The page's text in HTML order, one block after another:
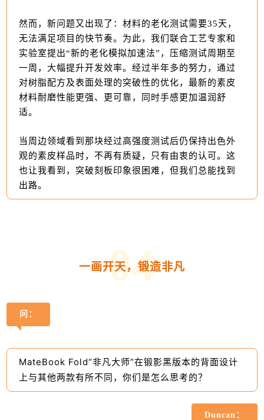
然而，新问题又出现了：材料的老化测试需要35天，
无法满足项目的快节奏。为此，我们联合工艺专家和
实验室提出“新的老化模拟加速法”，压缩测试周期至
一周，大幅提升开发效率。经过半年多的努力，通过
对树脂配方及表面处理的突破性的优化，最新的素皮
材料耐磨性能更强、更可靠，同时手感更加温润舒
适。
当周边领域看到那块经过高强度测试后仍保持出色外
观的素皮样品时，不再有质疑，只有由衷的认可。这
也让我看到，突破刻板印象很困难，但我们总能找到
出路。
04
一画开天，锻造非凡
问：
MateBook Fold“非凡大师”在锻影黑版本的背面设计
上与其他两款有所不同，你们是怎么思考的？
Duncan：